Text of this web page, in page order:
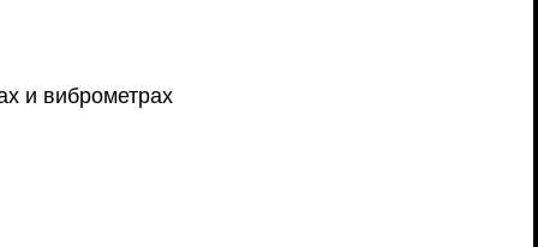
и виброметрах